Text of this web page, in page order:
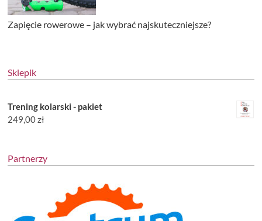
Zapięcie rowerowe – jak wybrać najskuteczniejsze?
Sklepik
Trening kolarski - pakiet
249,00zł
Partnerzy